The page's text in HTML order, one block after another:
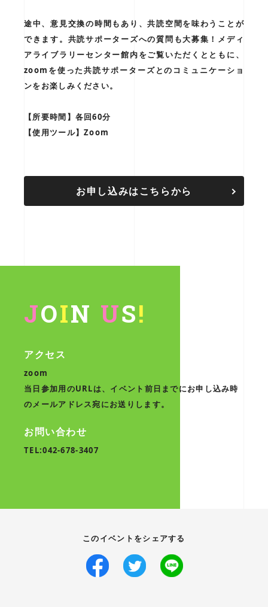
途中、意見交換の時間もあり、共読空間を味わうことが
できます。共読サポーターズへの質問も大募集！メディ
アライブラリーセンター館内をご覧いただくとともに、
zoomを使った共読サポーターズとのコミュニケーショ
ンをお楽しみください。
【所要時間】各回60分
【使用ツール】Zoom
お申し込みはこちらから
JOIN US!
アクセス
zoom
当日参加用のURLは、イベント前日までにお申し込み時
のメールアドレス宛にお送りします。
お問い合わせ
TEL:042-678-3407
このイベントをシェアする